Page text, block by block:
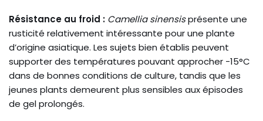
Résistance au froid : Camellia sinensisprésente une
rusticité relativement intéressante pour une plante
d’origine asiatique. Les sujets bien établis peuvent
supporter des températures pouvant approcher -15°C
dans de bonnes conditions de culture, tandis que les
jeunes plants demeurent plus sensibles aux épisodes
de gel prolongés.